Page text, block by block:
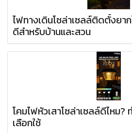
ไฟทางเดินโซล่าเซลล์ติดตั้งยา
ดีสำหรับบ้านและสวน
โคมไฟหัวเสาโซล่าเซลล์ดีไหม?
เลือกใช้